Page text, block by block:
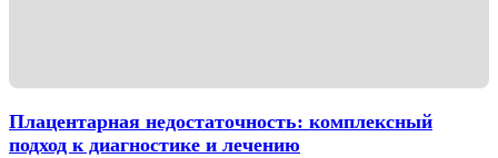
Плацентарная недостаточность: комплексный
подход к диагностике и лечению